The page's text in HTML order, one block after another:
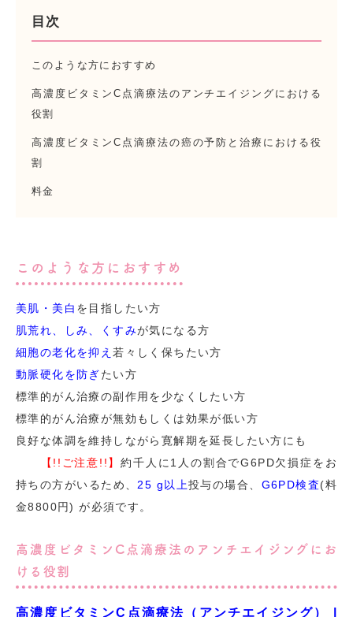
目次
このような方におすすめ
高濃度ビタミンC点滴療法のアンチエイジングにおける
役割
高濃度ビタミンC点滴療法の癌の予防と治療における役
割
料金
このような方におすすめ
美肌・美白 を目指したい方
肌荒れ、しみ、くすみが気になる方
細胞の老化を抑え若々しく保ちたい方
動脈硬化を防ぎたい方
標準的がん治療の副作用を少なくしたい方
標準的がん治療が無効もしくは効果が低い方
良好な体調を維持しながら寛解期を延長したい方にも
【!!ご注意!!】約千人に 1 人の割合でG6PD欠損症をお
持ちの方がいるため、 25 g以上投与の場合、 G6PD検査(料
金8800円) が必須です。
高濃度ビタミンC点滴療法のアンチエイジングにお
ける役割
高濃度ビタミンC点滴療法（アンチエイジング） |